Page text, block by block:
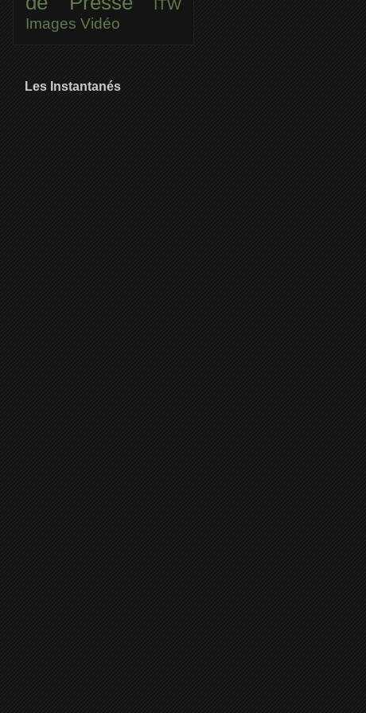
ITW
Images Vidéo
Les Instantanés